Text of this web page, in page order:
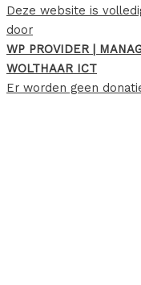
Deze website is
door
WP PROVIDER |
WOLTHAAR ICT
Er worden geen